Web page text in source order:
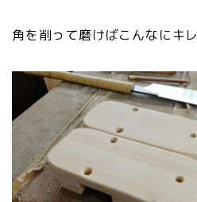
角を削って磨けばこんなにキ